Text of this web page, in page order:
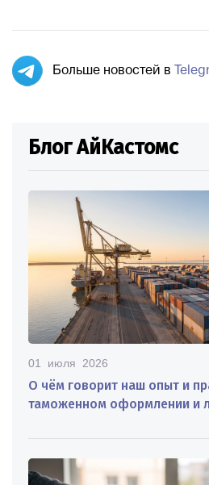
Больше новостей в
Блог АйКастомс
01 июля 2026
О чём говорит наш опыт и
таможенном оформлении и